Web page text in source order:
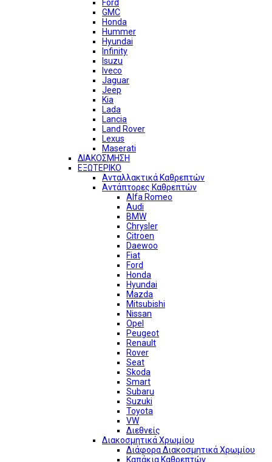
Ford
GMC
Honda
Hummer
Hyundai
Infinity
Isuzu
Iveco
Jaguar
Jeep
Kia
Lada
Lancia
Land Rover
Lexus
Maserati
ΔΙΑΚΟΣΜΗΣΗ
ΕΞΩΤΕΡΙΚΟ
Ανταλλακτικά Καθρεπτών
Αντάπτορες Καθρεπτών
Alfa Romeo
Audi
BMW
Chrysler
Citroen
Daewoo
Fiat
Ford
Honda
Hyundai
Mazda
Mitsubishi
Nissan
Opel
Peugeot
Renault
Rover
Seat
Skoda
Smart
Subaru
Suzuki
Toyota
VW
Διεθνείς
Διακοσμητικά Χρωμίου
Διάφορα Διακοσμητικά Χρωμίου
Καπάκια Καθρεπτών